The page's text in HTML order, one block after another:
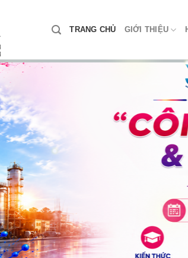
TRANG CHỦ GIỚI THIỆU